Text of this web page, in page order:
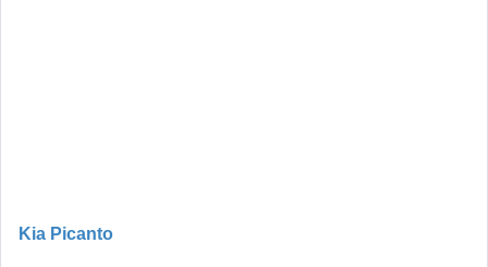
Kia Picanto